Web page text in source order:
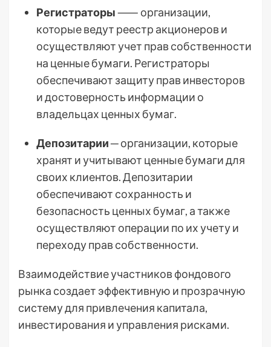
Регистраторы⸺ организации,
которые ведут реестр акционеров и
осуществляют учет прав собственности
на ценные бумаги. Регистраторы
обеспечивают защиту прав инвесторов
и достоверность информации о
владельцах ценных бумаг.
Депозитарии─ организации, которые
хранят и учитывают ценные бумаги для
своих клиентов. Депозитарии
обеспечивают сохранность и
безопасность ценных бумаг, а также
осуществляют операции по их учету и
переходу прав собственности.
Взаимодействие участников фондового
рынка создает эффективную и прозрачную
систему для привлечения капитала,
инвестирования и управления рисками.